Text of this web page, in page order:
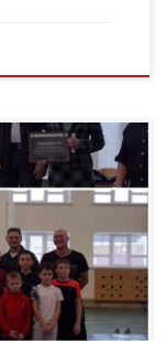
боевые
образования